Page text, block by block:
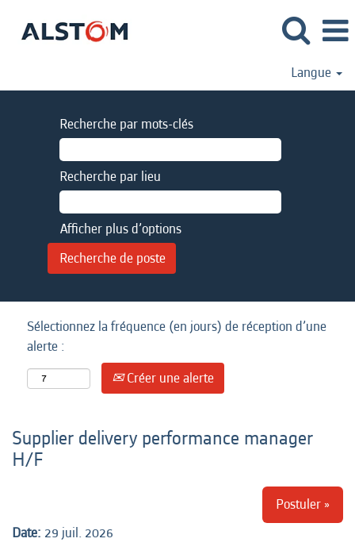
Langue
Recherche par mots-clés
Recherche par lieu
Afficher plus d’options
Sélectionnez la fréquence (en jours) de réception d’une
alerte :
Créer une alerte
Supplier delivery performance manager
H/F
Postuler »
Date: 29 juil. 2026